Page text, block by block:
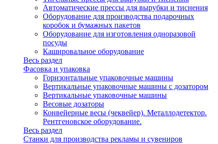
Автоматические прессы для вырубки и тиснения
Оборудование для производства подарочных
коробок и бумажных пакетов
Оборудование для изготовления одноразовой
посуды
Кашировальное оборудование
Весь раздел
Фасовка и упаковка
Горизонтальные упаковочные машины
Вертикальные упаковочные машины с дозатором
Вертикальные упаковочные машины
Весовые дозаторы
Конвейерные весы (чеквейер). Металлодетектор.
Рентгеновское оборудование.
Весь раздел
Станки для производства рекламы и сувениров